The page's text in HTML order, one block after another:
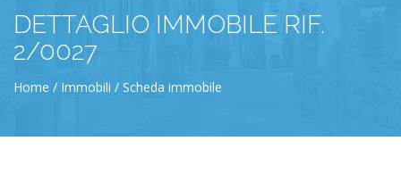
DETTAGLIO IMMOBILE RIF.
2/0027
Home Immobili Scheda immobile